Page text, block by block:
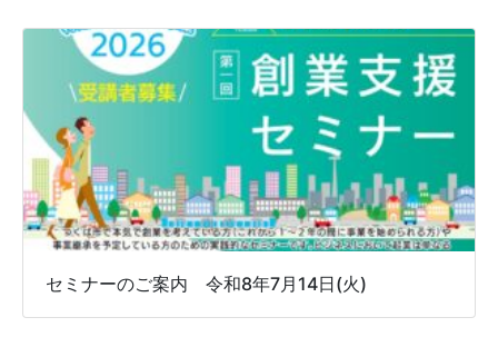
セミナーのご案内 令和8年7月14日(火)